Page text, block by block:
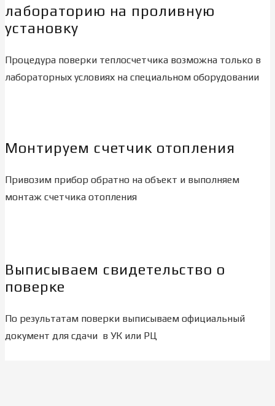
лабораторию на проливную
установку
Процедура поверки теплосчетчика возможна только в
лабораторных условиях на специальном оборудовании
Монтируем счетчик отопления
Привозим прибор обратно на объект и выполняем
монтаж счетчика отопления
Выписываем свидетельство о
поверке
По результатам поверки выписываем официальный
документ для сдачи в УК или РЦ